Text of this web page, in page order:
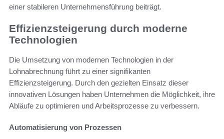
einer stabileren Unternehmensführung beiträgt.
Effizienzsteigerung durch moderne
Technologien
Die Umsetzung von modernen Technologien in der
Lohnabrechnung führt zu einer signifikanten
Effizienzsteigerung. Durch den gezielten Einsatz dieser
innovativen Lösungen haben Unternehmen die Möglichkeit, ihre
Abläufe zu optimieren und Arbeitsprozesse zu verbessern.
Automatisierung von Prozessen